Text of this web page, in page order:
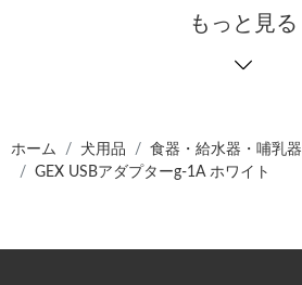
もっと見る
ホーム 犬用品 食器・給水器・哺乳器
GEX USBアダプターg-1A ホワイト